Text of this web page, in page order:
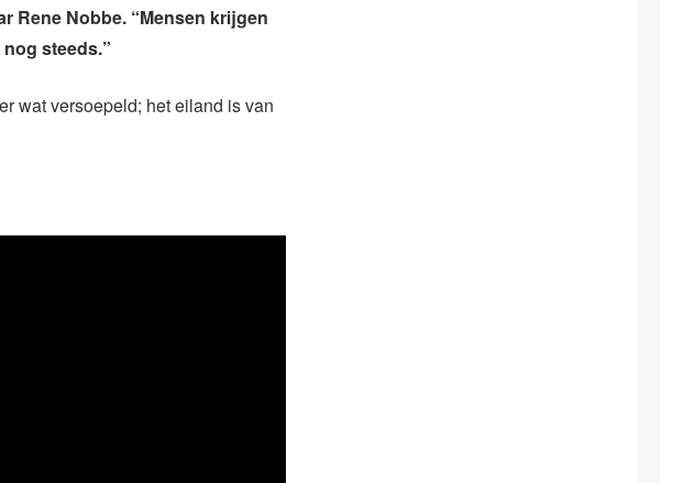
Rene Nobbe. “Mensen krijgen
steeds.”
wat versoepeld; het eiland is van